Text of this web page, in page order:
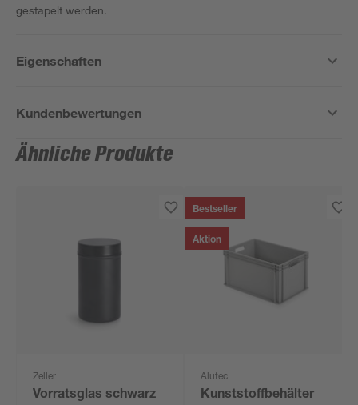
gestapelt werden.
Eigenschaften
Kundenbewertungen
Ähnliche Produkte
Zeller
Vorratsglas schwarz
Bestseller
Aktion
Alutec
Kunststoffbehälter